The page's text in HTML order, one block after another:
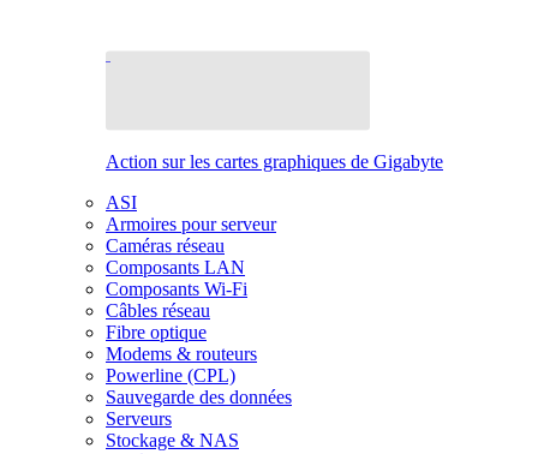
Action sur les cartes graphiques de Gigabyte
ASI
Armoires pour serveur
Caméras réseau
Composants LAN
Composants Wi-Fi
Câbles réseau
Fibre optique
Modems & routeurs
Powerline (CPL)
Sauvegarde des données
Serveurs
Stockage & NAS